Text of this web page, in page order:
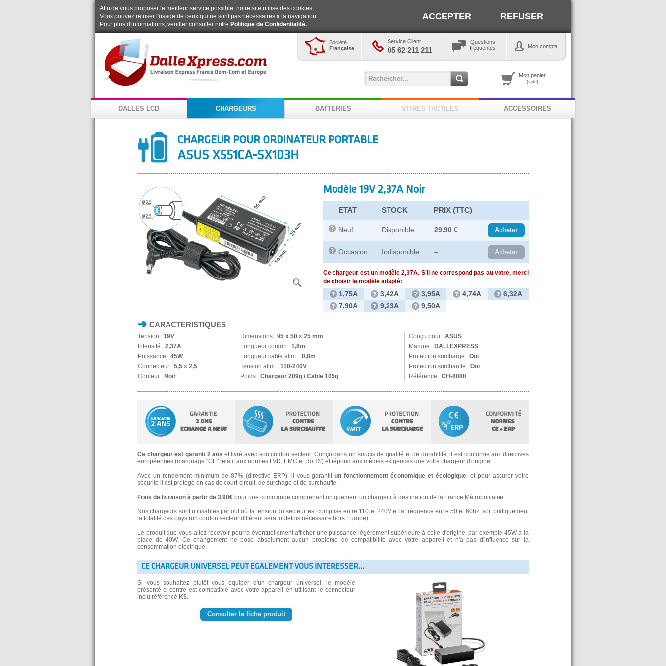
Afin de vous proposer le meilleur service possible, notre site utilise des cookies.
Vous pouvez refuser l'usage de ceux qui ne sont pas nécessaires à la navigation.
Pour plus d'informations, veuiller consulter notre Politique de Confidentialité.
ACCEPTER REFUSER
Société
Française
Service Client
05 62 211 211
Questions
fréquentes
Mon compte
Mon panier
(vide)
DALLES LCD CHARGEURS BATTERIES VITRES TACTILES ACCESSOIRES
CHARGEUR POUR ORDINATEUR PORTABLE
ASUS X551CA-SX103H
Modèle 19V 2,37A Noir
ETAT STOCK PRIX (TTC)
Neuf Disponible 29.90 € Acheter
Occasion Indisponible – Acheter
Ce chargeur est un modèle 2,37A. S'il ne correspond pas au votre, merci
de choisir le modèle adapté:
1,75A 3,42A 3,95A 4,74A
6,32A
7,90A
9,23A 9,50A
CARACTERISTIQUES
Tension : 19V Dimensions : 95 x 50 x 25 mm Conçu pour : ASUS
Intensité : 2,37A Longueur cordon : 1,8m Marque : DALLEXPRESS
Puissance : 45W Longueur cable alim. : 0,8m Protection surcharge : Oui
Connecteur : 5,5 x 2,5 Tension alim. : 110-240V Protection surchauffe : Oui
Couleur : Noir Poids : Chargeur 209g / Cable 105g Référence : CH-8080
Ce chargeur est garanti 2 ans et livré avec son cordon secteur. Conçu dans un soucis de qualité et de durabilité, il est conforme aux directives
européennes (marquage "CE" relatif aux normes LVD, EMC et RoHS) et répond aux mêmes exigences que votre chargeur d'origine.
Avec un rendement minimum de 87% (directive ERP), il vous garantitun fonctionnement économique et écologique, et pour assurer votre
sécurité il est protégé en cas de court-circuit, de surchage et de surchauffe.
Frais de livraison à partir de 3.90€ pour une commande comprenant uniquement un chargeur à destination de la France Métropolitaine.
Nos chargeurs sont utilisables partout où la tension du secteur est comprise entre 110 et 240V et la fréquence entre 50 et 60hz, soit pratiquement
la totalité des pays (un cordon secteur différent sera toutefois nécessaire hors Europe).
Le produit que vous allez recevoir pourra éventuellement afficher une puissance légèrement supérieure à celle d'origine, par exemple 45W à la
place de 40W. Ce changement ne pose absolument aucun problème de compatibilité avec votre appareil et n'a pas d'influence sur la
consommation électrique.
CE CHARGEUR UNIVERSEL PEUT EGALEMENT VOUS INTERESSER...
Si vous souhaitez plutôt vous équiper d'un chargeur universel, le modèle
présenté ci-contre est compatible avec votre appareil en utilisant le connecteur
inclu référencé K5.
Consulter la fiche produit